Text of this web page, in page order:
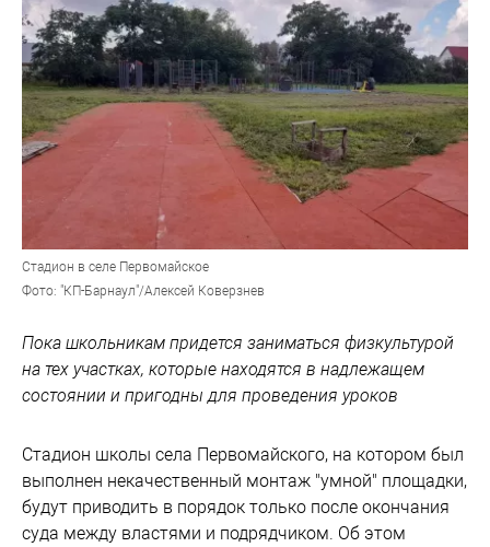
Стадион в селе Первомайское
Фото: "КП-Барнаул"/Алексей Коверзнев
Пока школьникам придется заниматься физкультурой
на тех участках, которые находятся в надлежащем
состоянии и пригодны для проведения уроков
Стадион школы села Первомайского, на котором был
выполнен некачественный монтаж "умной" площадки,
будут приводить в порядок только после окончания
суда между властями и подрядчиком. Об этом